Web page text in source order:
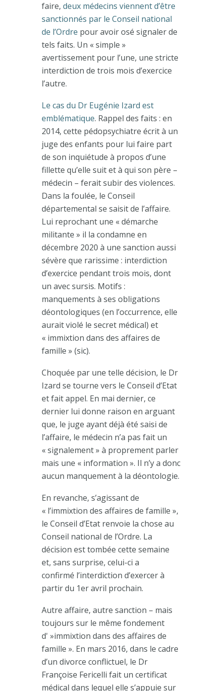
faire, deux médecins viennent d’être
sanctionnés par le Conseil national
de l’Ordre pour avoir osé signaler de
tels faits. Un « simple »
avertissement pour l’une, une stricte
interdiction de trois mois d’exercice
l’autre.
Le cas du Dr Eugénie Izard est
emblématique. Rappel des faits : en
2014, cette pédopsychiatre écrit à un
juge des enfants pour lui faire part
de son inquiétude à propos d’une
fillette qu’elle suit et à qui son père –
médecin – ferait subir des violences.
Dans la foulée, le Conseil
départemental se saisit de l’affaire.
Lui reprochant une « démarche
militante » il la condamne en
décembre 2020 à une sanction aussi
sévère que rarissime : interdiction
d’exercice pendant trois mois, dont
un avec sursis. Motifs :
manquements à ses obligations
déontologiques (en l’occurrence, elle
aurait violé le secret médical) et
« immixtion dans des affaires de
famille » (sic).
Choquée par une telle décision, le Dr
Izard se tourne vers le Conseil d’Etat
et fait appel. En mai dernier, ce
dernier lui donne raison en arguant
que, le juge ayant déjà été saisi de
l’affaire, le médecin n’a pas fait un
« signalement » à proprement parler
mais une « information ». Il n’y a donc
aucun manquement à la déontologie.
En revanche, s’agissant de
« l’immixtion des affaires de famille »,
le Conseil d’Etat renvoie la chose au
Conseil national de l’Ordre. La
décision est tombée cette semaine
et, sans surprise, celui-ci a
confirmé l’interdiction d’exercer à
partir du 1eravril prochain.
Autre affaire, autre sanction – mais
toujours sur le même fondement
d' »immixtion dans des affaires de
famille ». En mars 2016, dans le cadre
d’un divorce conflictuel, le Dr
Françoise Fericelli fait un certificat
médical dans lequel elle s’appuie sur